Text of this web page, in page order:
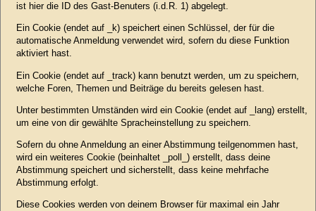
ist hier die ID des Gast-Benuters (i.d.R. 1) abgelegt.
Ein Cookie (endet auf _k) speichert einen Schlüssel, der für die
automatische Anmeldung verwendet wird, sofern du diese Funktion
aktiviert hast.
Ein Cookie (endet auf _track) kann benutzt werden, um zu speichern,
welche Foren, Themen und Beiträge du bereits gelesen hast.
Unter bestimmten Umständen wird ein Cookie (endet auf _lang) erstellt,
um eine von dir gewählte Spracheinstellung zu speichern.
Sofern du ohne Anmeldung an einer Abstimmung teilgenommen hast,
wird ein weiteres Cookie (beinhaltet _poll_) erstellt, dass deine
Abstimmung speichert und sicherstellt, dass keine mehrfache
Abstimmung erfolgt.
Diese Cookies werden von deinem Browser für maximal ein Jahr